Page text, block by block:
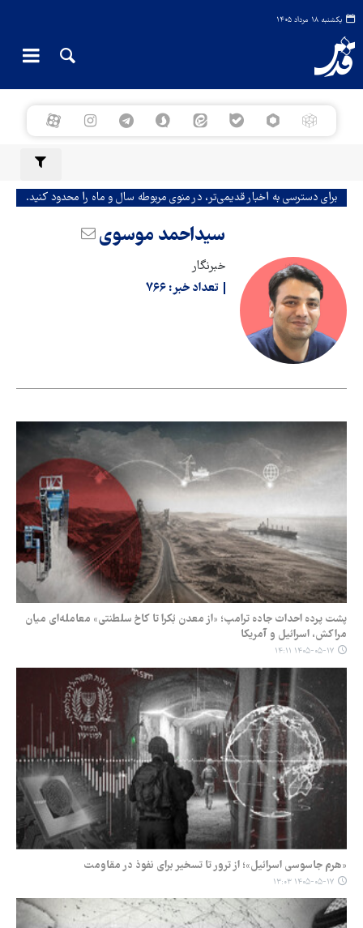
یکشنبه ۱۸ مرداد ۱۴۰۵
برای دسترسی به اخبار قدیمی‌تر، در منوی مربوطه سال و ماه را محدود کنید.
سیداحمد موسوی
خبرنگار
تعداد خبر:۷۶۶
پشت پرده احداث جاده ترامپ؛ «از معدن بُکرا تا کاخ سلطنتی» معامله‌ای میان
مراکش، اسرائیل و آمریکا
۱۴۰۵-۰۵-۱۷ ۱۴:۱۱
«هرم جاسوسی اسرائیل»؛ از ترور تا تسخیر برای نفوذ در مقاومت
۱۴۰۵-۰۵-۱۷ ۱۳:۰۳